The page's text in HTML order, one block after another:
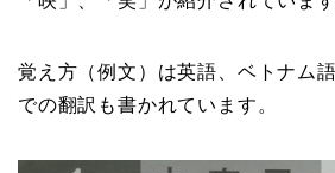
覚え方（例文）は英語、ベトナム
での翻訳も書かれています。